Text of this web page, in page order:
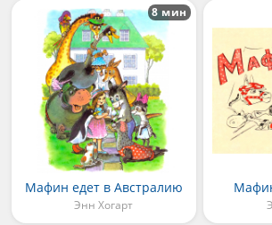
Мафин едет в Австралию
Энн Хогарт
8 мин